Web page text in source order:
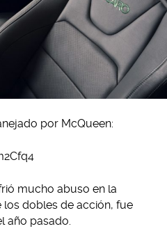
por McQueen:
mucho abuso en la
dobles de acción, fue
año pasado.